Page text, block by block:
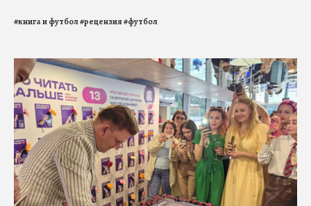
#книга и футбол#рецензия#футбол